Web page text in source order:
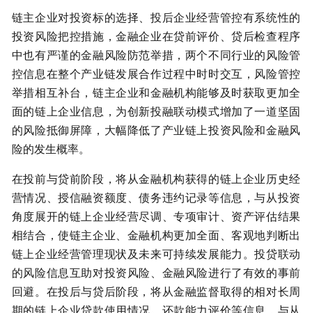
链主企业对投资标的选择、投后企业经营管控有系统性的
投资风险把控措施，金融企业在贷前评价、贷后检查程序
中也有严谨的金融风险防范举措，两个不同行业的风险管
控信息在整个产业链发展合作过程中时时交互，风险管控
举措相互补台，链主企业和金融机构能够及时获取更加全
面的链上企业信息，为创新投融联动模式增加了一道坚固
的风险抵御屏障，大幅降低了产业链上投资风险和金融风
险的发生概率。
在投前与贷前阶段，将从金融机构获得的链上企业历史经
营情况、授信融资额度、债务违约记录等信息，与从投资
角度展开的链上企业经营尽调、专项审计、资产评估结果
相结合，使链主企业、金融机构更加全面、客观地判断出
链上企业经营管理现状及未来可持续发展能力。投贷联动
的风险信息互助对投资风险、金融风险进行了有效的事前
回避。在投后与贷后阶段，将从金融监督取得的相对长周
期的链上企业贷款使用情况、还款能力评价等信息，与从